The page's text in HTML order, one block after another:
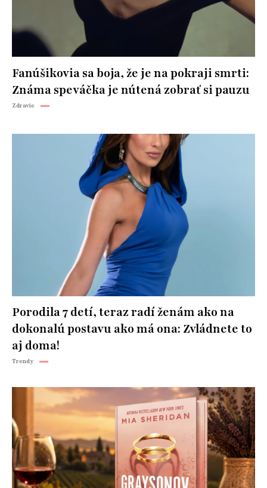
Fanúšikovia sa boja, že je na pokraji smrti:
Známa speváčka je nútená zobrať si pauzu
Zdravie
Porodila 7 detí, teraz radí ženám ako na
dokonalú postavu ako má ona: Zvládnete to
aj doma!
Trendy